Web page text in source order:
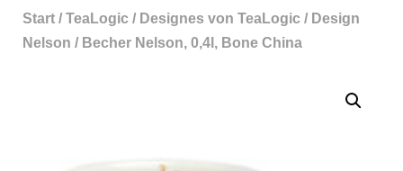
Start / TeaLogic / Designes von TeaLogic / Design
Nelson / Becher Nelson, 0,4l, Bone China